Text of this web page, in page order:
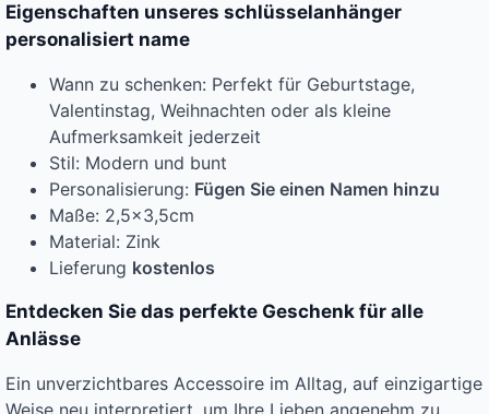
Eigenschaften unseres schlüsselanhänger
personalisiert name
Wann zu schenken: Perfekt für Geburtstage,
Valentinstag, Weihnachten oder als kleine
Aufmerksamkeit jederzeit
Stil: Modern und bunt
Personalisierung: Fügen Sie einen Namen hinzu
Maße: 2,5×3,5cm
Material: Zink
Lieferung kostenlos
Entdecken Sie das perfekte Geschenk für alle
Anlässe
Ein unverzichtbares Accessoire im Alltag, auf einzigartige